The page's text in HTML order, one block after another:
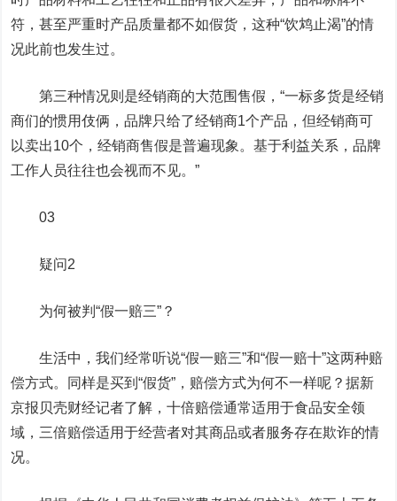
符，甚至严重时产品质量都不如假货，这种“饮鸩止渴”的情
况此前也发生过。
第三种情况则是经销商的大范围售假，“一标多货是经销
商们的惯用伎俩，品牌只给了经销商1个产品，但经销商可
以卖出10个，经销商售假是普遍现象。基于利益关系，品牌
工作人员往往也会视而不见。”
03
疑问2
为何被判“假一赔三”？
生活中，我们经常听说“假一赔三”和“假一赔十”这两种赔
偿方式。同样是买到“假货”，赔偿方式为何不一样呢？据新
京报贝壳财经记者了解，十倍赔偿通常适用于食品安全领
域，三倍赔偿适用于经营者对其商品或者服务存在欺诈的情
况。